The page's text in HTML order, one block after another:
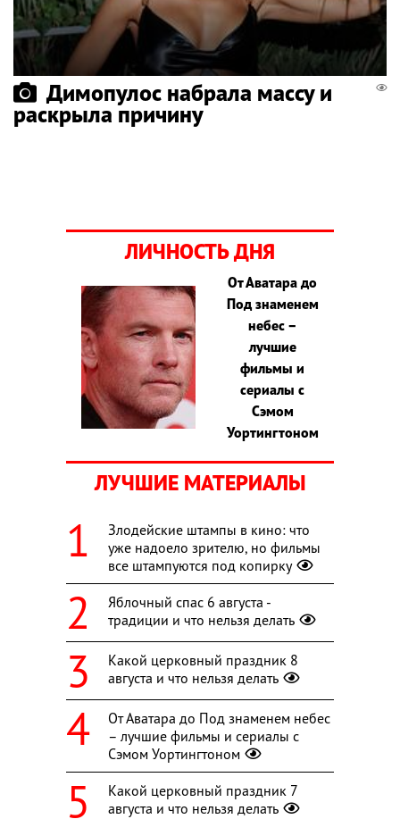
Димопулос набрала массу и
раскрыла причину
ЛИЧНОСТЬ ДНЯ
От Аватара до
Под знаменем
небес –
лучшие
фильмы и
сериалы с
Сэмом
Уортингтоном
ЛУЧШИЕ МАТЕРИАЛЫ
Злодейские штампы в кино: что
уже надоело зрителю, но фильмы
все штампуются под копирку
Яблочный спас 6 августа -
традиции и что нельзя делать
Какой церковный праздник 8
августа и что нельзя делать
От Аватара до Под знаменем небес
– лучшие фильмы и сериалы с
Сэмом Уортингтоном
Какой церковный праздник 7
августа и что нельзя делать